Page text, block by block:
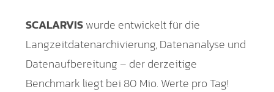
SCALARVISwurde entwickelt für die
Langzeitdatenarchivierung, Datenanalyse und
Datenaufbereitung – der derzeitige
Benchmark liegt bei 80 Mio. Werte pro Tag!